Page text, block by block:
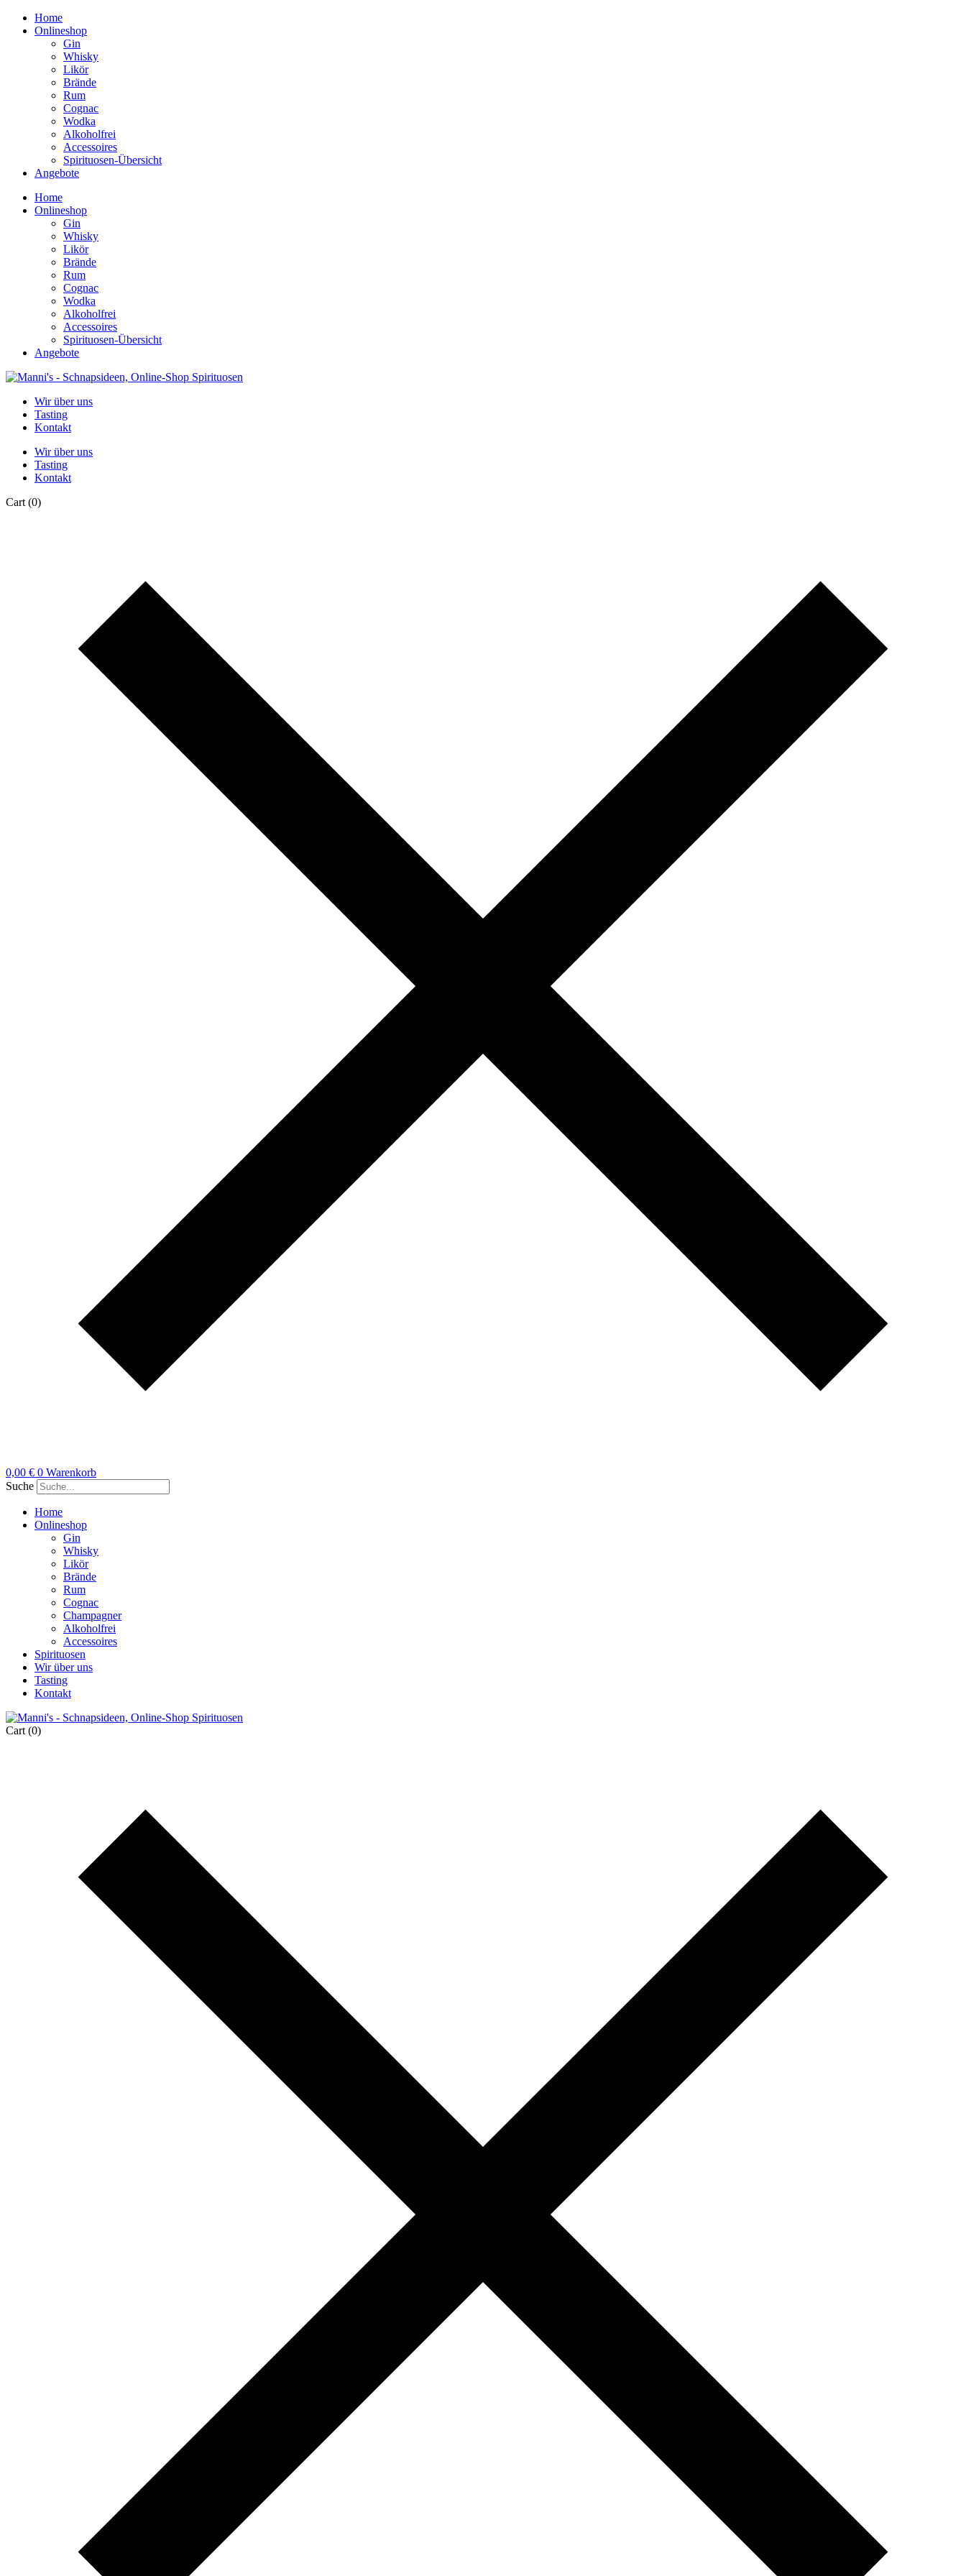
Home
Onlineshop
Gin
Whisky
Likör
Brände
Rum
Cognac
Wodka
Alkoholfrei
Accessoires
Spirituosen-Übersicht
Angebote
Home
Onlineshop
Gin
Whisky
Likör
Brände
Rum
Cognac
Wodka
Alkoholfrei
Accessoires
Spirituosen-Übersicht
Angebote
Wir über uns
Tasting
Kontakt
Wir über uns
Tasting
Kontakt
Cart (0)
0,00 € 0 Warenkorb
Suche
Home
Onlineshop
Gin
Whisky
Likör
Brände
Rum
Cognac
Champagner
Alkoholfrei
Accessoires
Spirituosen
Wir über uns
Tasting
Kontakt
Cart (0)